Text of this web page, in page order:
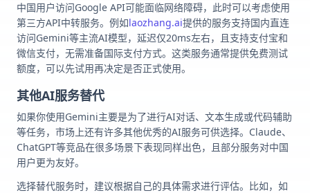
中国用户访问Google API可能面临网络障碍，此时可以考虑使用
第三方API中转服务。例如laozhang.ai提供的服务支持国内直连
访问Gemini等主流AI模型，延迟仅20ms左右，且支持支付宝和
微信支付，无需准备国际支付方式。这类服务通常提供免费测试
额度，可以先试用再决定是否正式使用。
其他AI服务替代
如果你使用Gemini主要是为了进行AI对话、文本生成或代码辅助
等任务，市场上还有许多其他优秀的AI服务可供选择。Claude、
ChatGPT等竞品在很多场景下表现同样出色，且部分服务对中国
用户更为友好。
选择替代服务时，建议根据自己的具体需求进行评估。比如，如